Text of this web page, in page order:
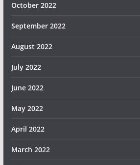
October 2022
September 2022
August 2022
July 2022
June 2022
May 2022
April 2022
March 2022